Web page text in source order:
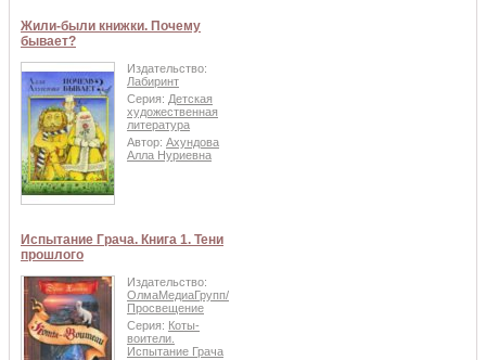
Жили-были книжки. Почему
бывает?
Издательство:
Лабиринт
Серия: Детская
художественная
литература
Автор: Ахундова
Алла Нуриевна
Испытание Грача. Книга 1. Тени
прошлого
Издательство:
ОлмаМедиаГрупп/
Просвещение
Серия: Коты-
воители.
Испытание Грача